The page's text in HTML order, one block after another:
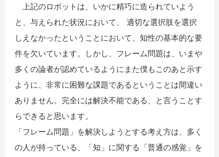
上記のロボットは、いかに精巧に造られていよう
と、与えられた状況において、 適切な選択肢を選択
しえなかったということにおいて、知性の基本的な要
件を欠いています。しかし、フレーム問題は、いまや
多くの論者が認めているようにまた僕もこのあと示す
ように、非常に困難な課題であるということは間違い
ありません。完全には解決不能である、と言うことす
らできると思います。
「フレーム問題」を解決しようとする考え方は、多く
の人が持っている、「知」に関する「普通の感覚」を